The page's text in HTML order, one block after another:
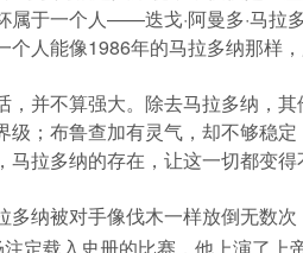
属于一个人——迭戈·阿曼多·马拉
个人能像1986年的马拉多纳那样
，并不算强大。除去马拉多纳，
级；布鲁查加有灵气，却不够稳
拉多纳的存在，让这一切都变得
多纳被对手像伐木一样放倒无数